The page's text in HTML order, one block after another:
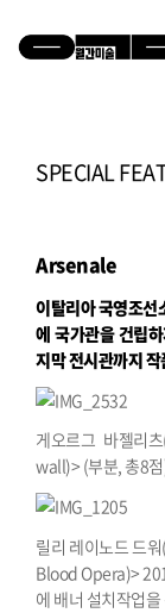
SPECIAL
Arsenale
이탈리아 국영조선
에 국가관을 건립
지막 전시관까지
게오르그 바젤리
wall)> (부분, 총8
릴리 레이노드 드
Blood Opera)>
에 배너 설치작업